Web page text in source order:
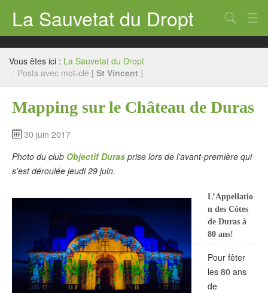
La Sauvetat du Dropt
Accueil
Mairie
Archives
Chercher
Vous êtes ici : La Sauvetat du Dropt
/ Posts avec mot-clé [ St Vincent ]
Mapping sur le Château de Duras
30 juin 2017
Photo du club Objectif Duras prise lors de l’avant-première qui
s’est déroulée jeudi 29 juin.
L’Appellatio
n des Côtes
de Duras à
80 ans!
Pour fêter
les 80 ans
de